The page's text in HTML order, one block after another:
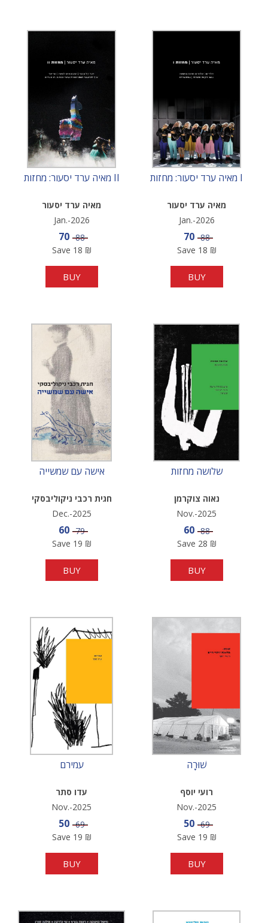
מאיה ערד יסעור: מחזות II
מאיה ערד יסעור
Jan.-2026
Sale price
70 Price
88
Save 18 ₪
BUY
מאיה ערד יסעור: מחזות I
מאיה ערד יסעור
Jan.-2026
Sale price
70 Price
88
Save 18 ₪
BUY
אישה עם שמשייה
חגית רכבי ניקוליבסקי
Dec.-2025
Sale price
60 Price
79
Save 19 ₪
BUY
שלושה מחזות
נאוה צוקרמן
Nov.-2025
Sale price
60 Price
88
Save 28 ₪
BUY
עמירם
עדו סתר
Nov.-2025
Sale price
50 Price
69
Save 19 ₪
BUY
שׁוּרָה
רועי יוסף
Nov.-2025
Sale price
50 Price
69
Save 19 ₪
BUY